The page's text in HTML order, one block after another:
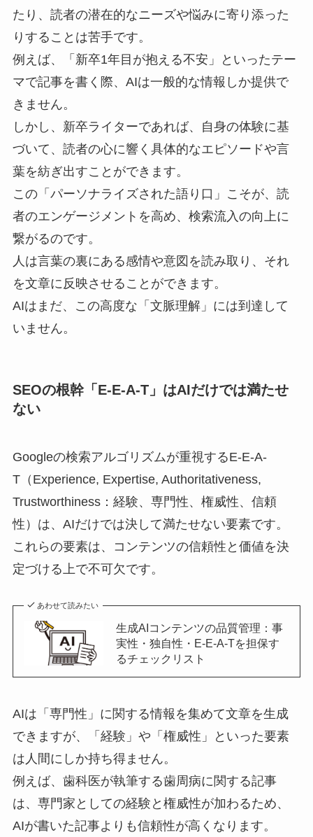
たり、読者の潜在的なニーズや悩みに寄り添った
りすることは苦手です。
例えば、「新卒1年目が抱える不安」といったテー
マで記事を書く際、AIは一般的な情報しか提供で
きません。
しかし、新卒ライターであれば、自身の体験に基
づいて、読者の心に響く具体的なエピソードや言
葉を紡ぎ出すことができます。
この「パーソナライズされた語り口」こそが、読
者のエンゲージメントを高め、検索流入の向上に
繋がるのです。
人は言葉の裏にある感情や意図を読み取り、それ
を文章に反映させることができます。
AIはまだ、この高度な「文脈理解」には到達して
いません。
SEOの根幹「E-E-A-T」はAIだけでは満たせ
ない
Googleの検索アルゴリズムが重視するE-E-A-
T（Experience, Expertise, Authoritativeness,
Trustworthiness：経験、専門性、権威性、信頼
性）は、AIだけでは決して満たせない要素です。
これらの要素は、コンテンツの信頼性と価値を決
定づける上で不可欠です。
あわせて読みたい
生成AIコンテンツの品質管理：事
実性・独自性・E-E-A-Tを担保す
るチェックリスト
AIは「専門性」に関する情報を集めて文章を生成
できますが、「経験」や「権威性」といった要素
は人間にしか持ち得ません。
例えば、歯科医が執筆する歯周病に関する記事
は、専門家としての経験と権威性が加わるため、
AIが書いた記事よりも信頼性が高くなります。